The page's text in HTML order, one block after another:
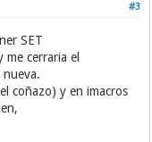
#3
SET
me cerraria el
coñazo) y en imacros